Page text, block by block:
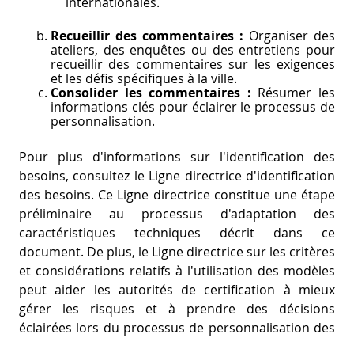
Recueillir des commentaires : Organiser des
ateliers, des enquêtes ou des entretiens pour
recueillir des commentaires sur les exigences
et les défis spécifiques à la ville.
Consolider les commentaires : Résumer les
informations clés pour éclairer le processus de
personnalisation.
Pour plus d'informations sur l'identification des
besoins, consultez le Ligne directrice d'identification
des besoins. Ce Ligne directrice constitue une étape
préliminaire au processus d'adaptation des
caractéristiques techniques décrit dans ce
document. De plus, le Ligne directrice sur les critères
et considérations relatifs à l'utilisation des modèles
peut aider les autorités de certification à mieux
gérer les risques et à prendre des décisions
éclairées lors du processus de personnalisation des